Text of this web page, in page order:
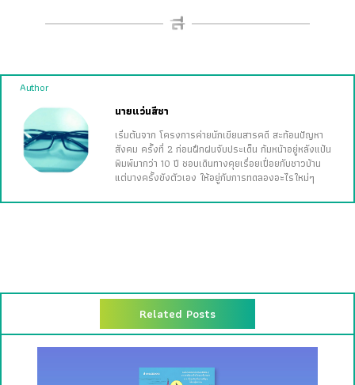
Author
นายแว่นสีชา
เริ่มต้นจาก โครงการค่ายนักเขียนสารคดี สะท้อนปัญหา
สังคม ครั้งที่ 2 ก่อนฝึกฝนจับประเด็น ก้มหน้าอยู่หลังแป้น
พิมพ์มากว่า 10 ปี ชอบเดินทางคุยเรื่อยเปื่อยกับชาวบ้าน
แต่บางครั้งขังตัวเอง ให้อยู่กับการทดลองอะไรใหม่ๆ
Related Posts